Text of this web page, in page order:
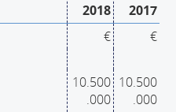
2018
2017
€
€
10.500
.000
10.500
.000